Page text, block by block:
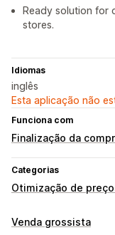
Ready solution for
stores.
Idiomas
inglês
Esta aplicação não
Funciona com
Finalização da
Categorias
Otimização de
Gestão de preços
Venda grossista